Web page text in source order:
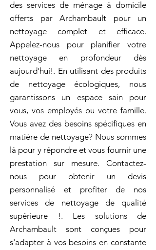
des services de ménage à domicile
offerts par Archambault pour un
nettoyage complet et efficace.
Appelez-nous pour planifier votre
nettoyage en profondeur dès
aujourd'hui!. En utilisant des produits
de nettoyage écologiques, nous
garantissons un espace sain pour
vous, vos employés ou votre famille.
Vous avez des besoins spécifiques en
matière de nettoyage? Nous sommes
là pour y répondre et vous fournir une
prestation sur mesure. Contactez-
nous pour obtenir un devis
personnalisé et profiter de nos
services de nettoyage de qualité
supérieure !. Les solutions de
Archambault sont conçues pour
s'adapter à vos besoins en constante